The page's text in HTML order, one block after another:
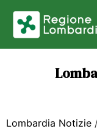
Lombardia Notizie